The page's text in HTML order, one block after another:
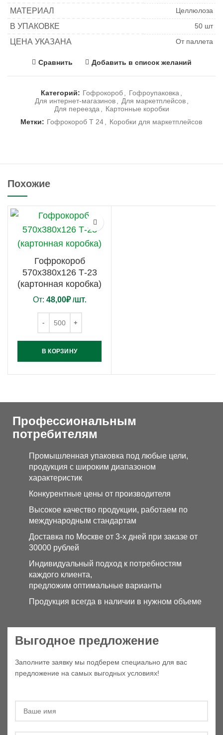
МАТЕРИАЛ Целлюлоза
В УПАКОВКЕ 50 шт
ЦЕНА УКАЗАНА От паллета
Сравнить Добавить в список желаний
Категорий: Гофрокороб Гофроупаковка
Для интернет-магазинов
Для маркетплейсов
Для переезда
Картонные коробки
Метки: Гофрокороб Т 24 Коробки для маркетплейсов
Похожие
Гофрокороб
570х380х126 Т-23
(картонная коробка)
От: 48,00₽ /ШТ.
В КОРЗИНУ
Профессиональным
потребителям
Промышленная упаковка под любые цели,
продукция с широким диапазоном
характеристик
Конкурентные цены от производителя
Высокое качество продукции, работаем по
международным стандартам
Доставка по Москве от 3-х дней при заказе от
30000 рублей
Индивидуальный подход к потребностям
каждого клиента,
предложим оптимальные варианты
Продукция всегда в наличии в нужном объеме
Выгодное предложение
Заполните заявку мы подберем специально для вас
предложение на самых выгодных условиях!